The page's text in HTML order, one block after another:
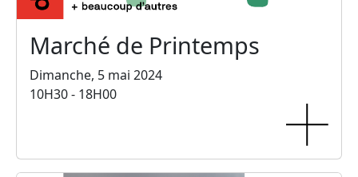
Marché de Printemps
Dimanche, 5 mai 2024
10H30 - 18H00